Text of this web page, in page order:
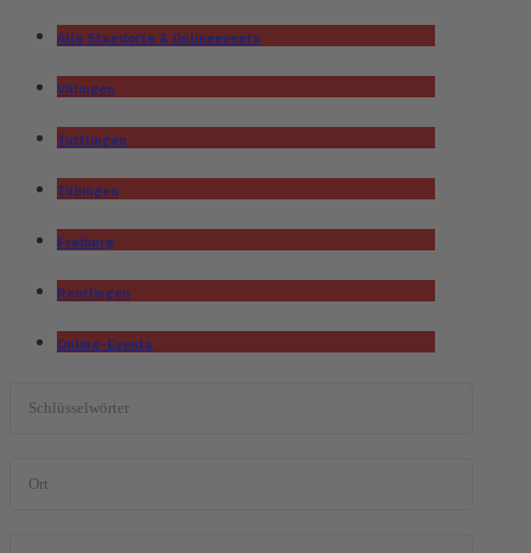
Alle Standorte & Onlineevents
Villingen
Tuttlingen
Tübingen
Freiburg
Reutlingen
Online-Events